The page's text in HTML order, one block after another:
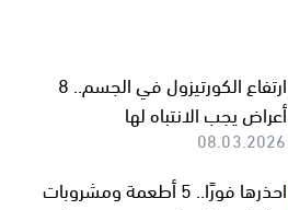
ارتفاع الكورتيزول في الجسم.. 8
أعراض يجب الانتباه لها
08.03.2026
احذرها فورًا.. 5 أطعمة ومشروبات